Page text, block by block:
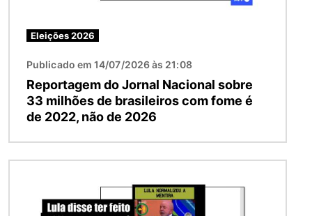
Eleições 2026
Publicado em 14/07/2026 às 21:08
Reportagem do Jornal Nacional sobre
33 milhões de brasileiros com fome é
de 2022, não de 2026